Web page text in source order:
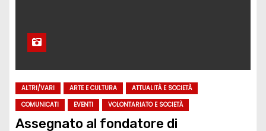
ALTRI/VARI ARTE E CULTURA
ATTUALITÀ E SOCIETÀ
COMUNICATI
EVENTI VOLONTARIATO E SOCIETÀ
Assegnato al fondatore di